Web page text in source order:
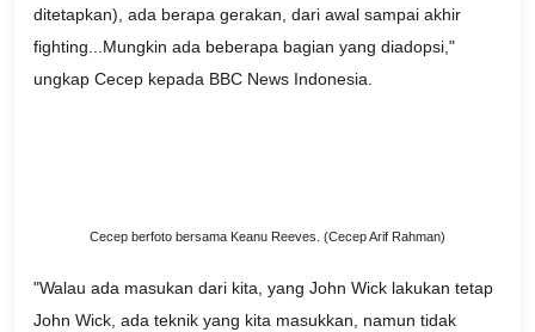
ditetapkan), ada berapa gerakan, dari awal sampai akhir
fighting...Mungkin ada beberapa bagian yang diadopsi,"
ungkap Cecep kepada BBC News Indonesia.
Cecep berfoto bersama Keanu Reeves. (Cecep Arif Rahman)
"Walau ada masukan dari kita, yang John Wick lakukan tetap
John Wick, ada teknik yang kita masukkan, namun tidak